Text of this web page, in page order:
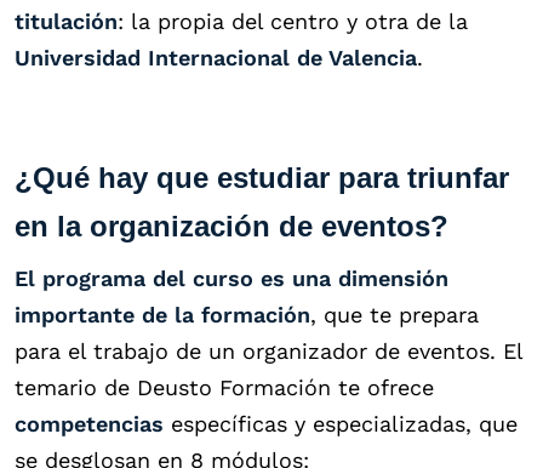
titulación: la propia del centro y otra de la
Universidad Internacional de Valencia.
¿Qué hay que estudiar para triunfar
en la organización de eventos?
El programa del curso es una dimensión
importante de la formación, que te prepara
para el trabajo de un organizador de eventos. El
temario de Deusto Formación te ofrece
competencias específicas y especializadas, que
se desglosan en 8 módulos: